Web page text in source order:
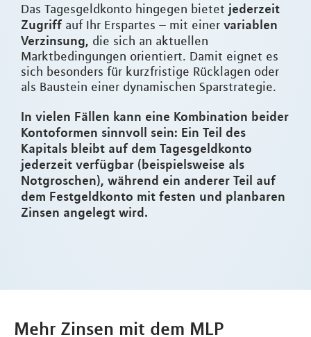
Das Tagesgeldkonto hingegen bietet jederzeit
Zugriffauf Ihr Erspartes – mit einer variablen
Verzinsung, die sich an aktuellen
Marktbedingungen orientiert. Damit eignet es
sich besonders für kurzfristige Rücklagen oder
als Baustein einer dynamischen Sparstrategie.
In vielen Fällen kann eine Kombination beider
Kontoformen sinnvoll sein: Ein Teil des
Kapitals bleibt auf dem Tagesgeldkonto
jederzeit verfügbar (beispielsweise als
Notgroschen), während ein anderer Teil auf
dem Festgeldkonto mit festen und planbaren
Zinsen angelegt wird.
Mehr Zinsen mit dem MLP